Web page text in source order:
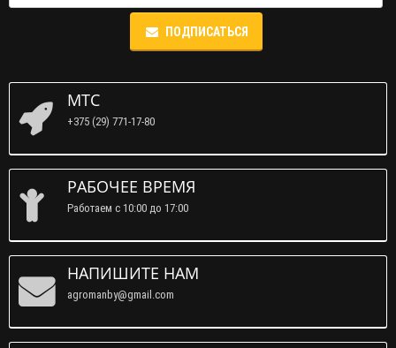
ПОДПИСАТЬСЯ
МТС
+375 (29) 771-17-80
РАБОЧЕЕ ВРЕМЯ
Работаем c 10:00 до 17:00
НАПИШИТЕ НАМ
agromanby@gmail.com